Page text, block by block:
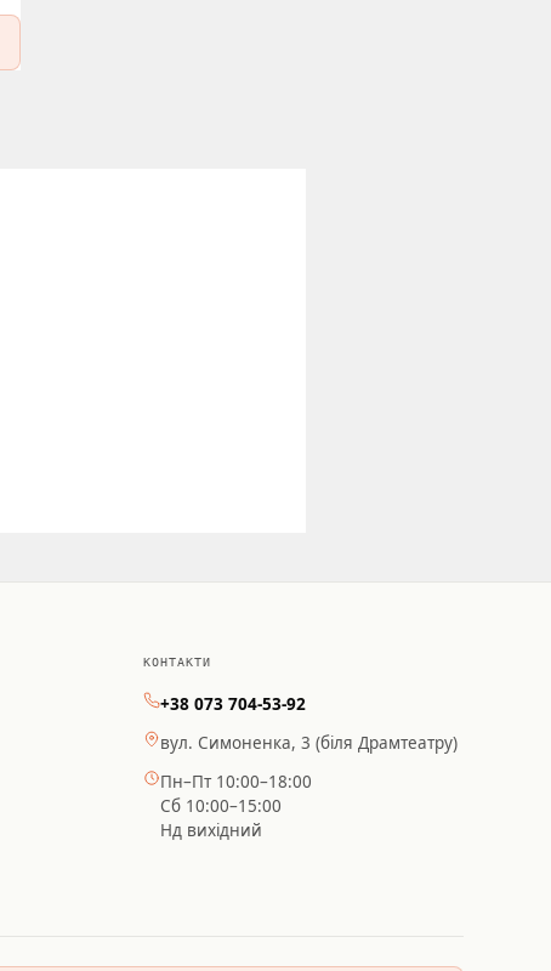
КОНТАКТИ
+38 073 704-53-92
вул. Симоненка, 3 (біля Драмтеатру)
Пн–Пт 10:00–18:00
Сб 10:00–15:00
Нд вихідний